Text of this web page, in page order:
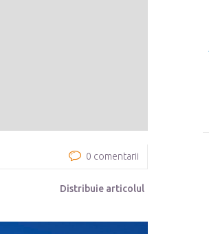
0 comentarii
Distribuie articolul